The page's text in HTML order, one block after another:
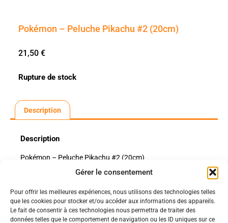
Gérer le consentement
Pour offrir les meilleures expériences, nous utilisons des technologies telles
que les cookies pour stocker et/ou accéder aux informations des appareils.
Le fait de consentir à ces technologies nous permettra de traiter des
données telles que le comportement de navigation ou les ID uniques sur ce
Pokémon – Peluche Pikachu #2 (20cm)
21,50 €
Rupture de stock
Description
Description
Pokémon – Peluche Pikachu #2 (20cm)
Nos pages
Politiques